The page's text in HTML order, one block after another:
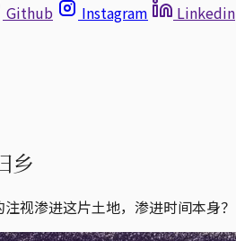
Github Instagram Linkedin
乡
视渗进这片土地，渗进时间本身？